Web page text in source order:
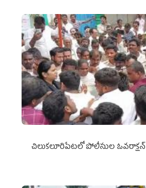
చిలుక‌లూరిపేట‌లో పోలీసుల ఓవ‌రాక్ష‌న్‌